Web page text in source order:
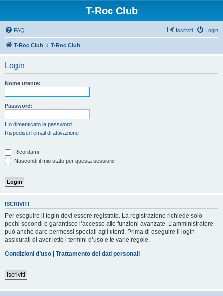
T-Roc Club
FAQ Login
Iscriviti
T-Roc Club T-Roc Club
Login
Nome utente:
Password:
Ho dimenticato la password
Rispedisci l’email di attivazione
Ricordami
Nascondi il mio stato per questa sessione
ISCRIVITI
Per eseguire il login devi essere registrato. La registrazione richiede solo
pochi secondi e garantisce l’accesso alle funzioni avanzate. L’amministratore
può anche dare permessi speciali agli utenti. Prima di eseguire il login
assicurati di aver letto i termini d’uso e le varie regole.
Condizioni d’uso | Trattamento dei dati personali
Iscriviti